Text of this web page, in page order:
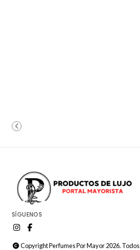
SÍGUENOS
Copyright Perfumes Por Mayor 2026.